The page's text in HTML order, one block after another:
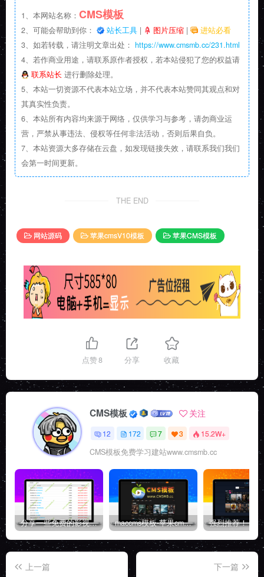
1、本网站名称： CMS模板
2、可能会帮助到你： 站长工具 | 图片压缩 |
进站必看
3、如若转载，请注明文章出处： https://www.cmsmb.cc/231.html
4、若作商业用途，请联系原作者授权，若本站侵犯了您的权益请
联系站长 进行删除处理。
5、本站一切资源不代表本站立场，并不代表本站赞同其观点和对
其真实性负责。
6、本站所有内容均来源于网络，仅供学习与参考，请勿商业运
营，严禁从事违法、侵权等任何非法活动，否则后果自负。
7、本站资源大多存储在云盘，如发现链接失效，请联系我们我们
会第一时间更新。
THE END
网站源码 苹果cmsV10模板 苹果CMS模板
广告
点赞8 分享 收藏
CMS模板 关注
12 172 7 3 15.2W+
CMS模板免费学习建站www.cmsmb.cc
分享一些免费的影视采集资源站 maccms模板-苹果cms主题源码-自适应高端模板带后台
上一篇
下一篇